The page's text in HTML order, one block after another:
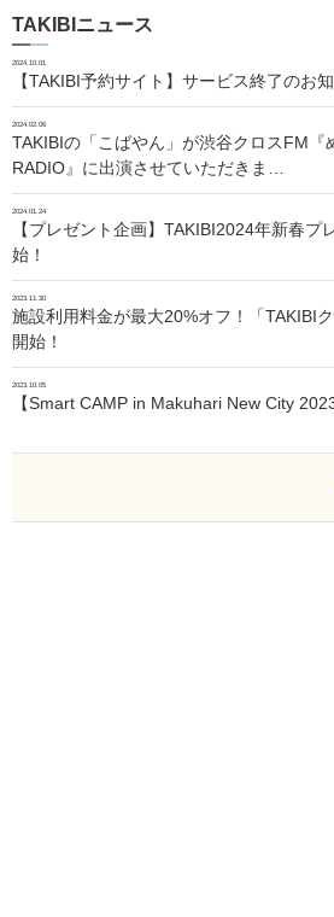
TAKIBIニュース
2024.10.01
【TAKIBI予約サイト】サービス終了のお
2024.02.06
TAKIBIの「こばやん」が渋谷クロスFM『
RADIO』に出演させていただきま…
2024.01.24
【プレゼント企画】TAKIBI2024年新春プ
始！
2023.11.30
施設利用料金が最大20%オフ！「TAKIBI
開始！
2023.10.05
【Smart CAMP in Makuhari New City